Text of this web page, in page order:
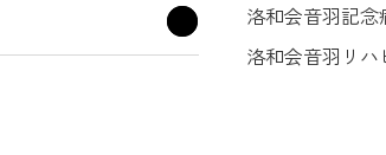
洛和会音羽記念
洛和会音羽リ